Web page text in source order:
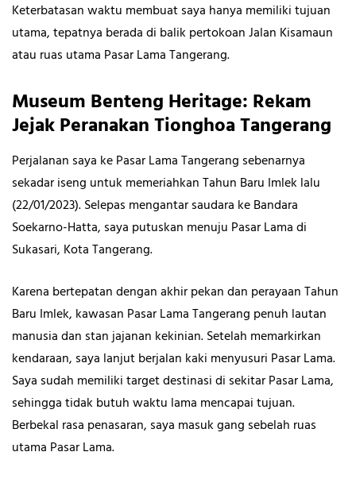
Keterbatasan waktu membuat saya hanya memiliki tujuan
utama, tepatnya berada di balik pertokoan Jalan Kisamaun
atau ruas utama Pasar Lama Tangerang.
Museum Benteng Heritage: Rekam
Jejak Peranakan Tionghoa Tangerang
Perjalanan saya ke Pasar Lama Tangerang sebenarnya
sekadar iseng untuk memeriahkan Tahun Baru Imlek lalu
(22/01/2023). Selepas mengantar saudara ke Bandara
Soekarno-Hatta, saya putuskan menuju Pasar Lama di
Sukasari, Kota Tangerang.
Karena bertepatan dengan akhir pekan dan perayaan Tahun
Baru Imlek, kawasan Pasar Lama Tangerang penuh lautan
manusia dan stan jajanan kekinian. Setelah memarkirkan
kendaraan, saya lanjut berjalan kaki menyusuri Pasar Lama.
Saya sudah memiliki target destinasi di sekitar Pasar Lama,
sehingga tidak butuh waktu lama mencapai tujuan.
Berbekal rasa penasaran, saya masuk gang sebelah ruas
utama Pasar Lama.